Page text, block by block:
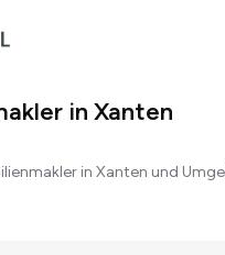
in Xanten
in Xanten und